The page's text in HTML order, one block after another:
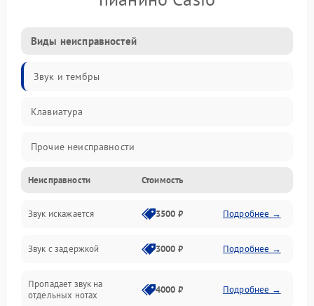
Виды неисправностей
Звук и тембры
Клавиатура
Прочие неисправности
Включение и работа
Управление и электроника
Подключения и интерфейсы
Педали и стойка
Неисправности Стоимость
Звук искажается 3500 ₽ Подробнее →
Звук с задержкой 3000 ₽ Подробнее →
Пропадает звук на
отдельных нотах
4000 ₽ Подробнее →